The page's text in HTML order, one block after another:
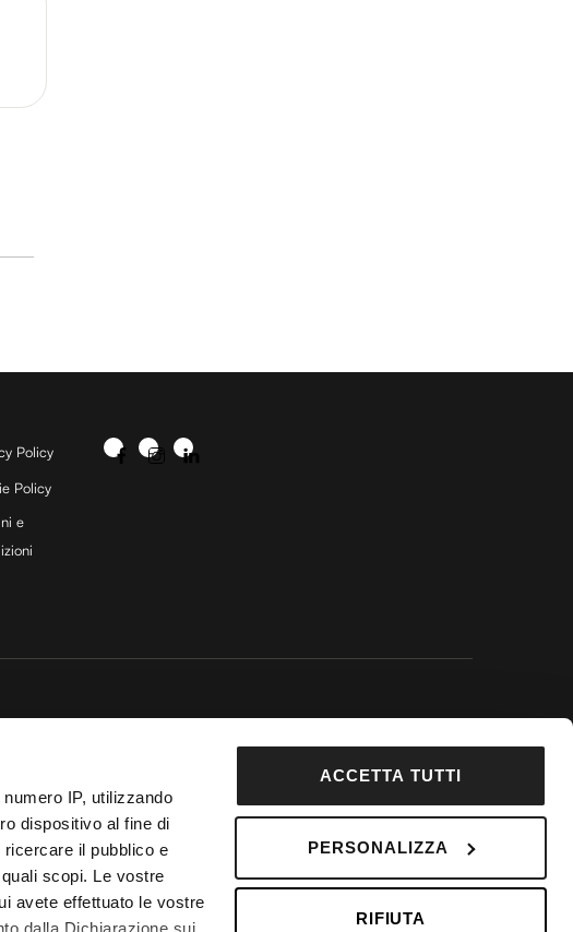
IP, utilizzando
dispositivo al fine di
il pubblico e
scopi. Le vostre
avete effettuato le vostre
ACCETTA TUTTI
PERSONALIZZA
RIFIUTA
Policy
Policy
e
fornite daDepositPhotos
| Iscrizione Fondo Vacanze Felici n. 2737